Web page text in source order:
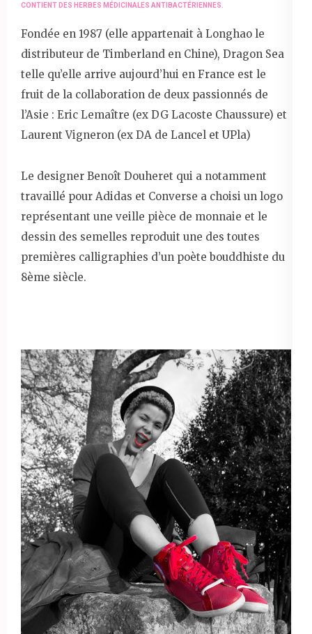
CONTIENT DES HERBES MÉDICINALES ANTIBACTÉRIENNES.
Fondée en 1987 (elle appartenait à Longhao le
distributeur de Timberland en Chine), Dragon Sea
telle qu’elle arrive aujourd’hui en France est le
fruit de la collaboration de deux passionnés de
l’Asie : Eric Lemaître (ex DG Lacoste Chaussure) et
Laurent Vigneron (ex DA de Lancel et UPla)
Le designer Benoît Douheret qui a notamment
travaillé pour Adidas et Converse a choisi un logo
représentant une veille pièce de monnaie et le
dessin des semelles reproduit une des toutes
premières calligraphies d’un poète bouddhiste du
8ème siècle.